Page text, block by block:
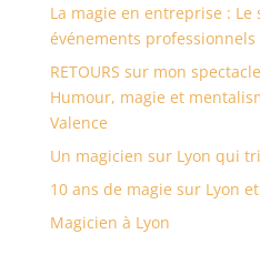
La magie en entreprise : Le
événements
RETOURS sur mon
Humour, magie et
Valence
Un magicien sur Lyon qui
10 ans de magie sur Lyon
Magicien à Lyon